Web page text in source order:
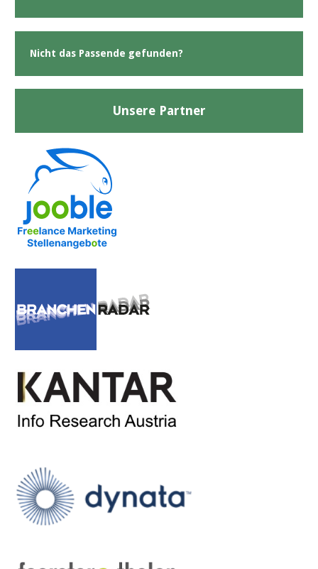
Nicht das Passende gefunden?
Unsere Partner